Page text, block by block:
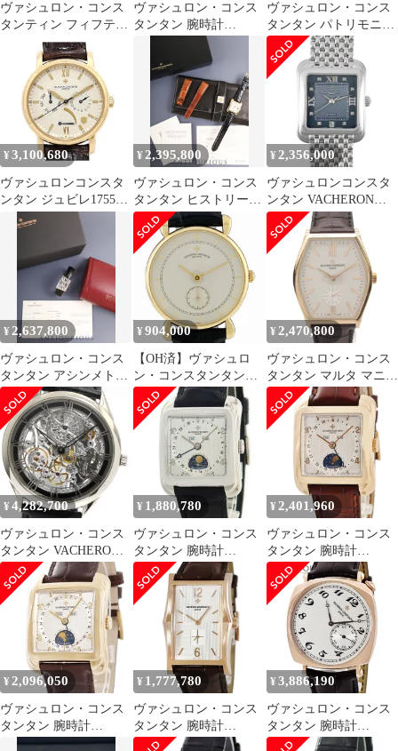
ヴァシュロン・コンス
タンティン フィフティ
シックス オートマティ
ック ウォッチ
ヴァシュロン・コンス
タンタン 腕時計
48003/000J-3 鑑定済み
ヴァシュロン・コンス
タンタン パトリモニー
33093 / 000G-0936 手巻
き Cal.1003/2 750WG 革
純正ピンバックル
（750WG） ホワイト文
字盤 ケース 冊子 保証
書（2006年）純正レザ
ーベルト付き オーバー
ホール済み
¥ 3,100,680
ヴァシュロンコンスタ
ンタン ジュビレ1755
250周年記念 Overhauled
by VC 85250/000J 自動
巻き イエローゴールド
メンズ VACHERON
CONSTANTIN【中古】
【時計】
¥2,395,800
ヴァシュロン・コンス
タンタン ヒストリーク
トレド 42100 / 000J-
8711 自動巻き Cal.1312
750YG 革 純正ピンバッ
クル（750YG）アイボ
リー文字盤 箱 冊子 ケ
ース 保証書（2001年）
クロス 純正レザーベル
ト付き
¥ 2,356,000
ヴァシュロンコンスタ
ンタン VACHERON
CONSTANTIN 42100 ヒ
ストリーク トレド 腕時
計 ブルー文字盤
K18WG 金無垢 130.7g
グレー メンズ【中古】
¥ 2,637,800
ヴァシュロン・コンス
タンタン アシンメトリ
カル MCMLXXII 1972
37010 / 000G 手巻き
Cal.1055 750WG 社外革
ベルト 純正バックル
750WG シルバー文字盤
SWISS MADE表記 箱
冊子 保証書 オーバーホ
ール済み
¥ 904,000
【OH済】ヴァシュロ
ン・コンスタンタン
VACHERON
CONSTANTIN ヒスト
リカル ルネサンス
92084/000J-4 腕時計 YG
レザー 手巻き シルバー
メンズ 【中古】
¥ 2,470,800
ヴァシュロン・コンス
タンタン マルタ マニュ
アルワインディング 腕
時計 ウォッチ 腕時計
¥ 4,282,700
ヴァシュロン・コンス
タンタン VACHERON
CONSTANTIN 82020 メ
ティエ・ダール・メカ
ニカル・アジュレ
K18WG 手巻き メンズ
_831991
¥ 1,880,780
ヴァシュロン・コンス
タンタン 腕時計
47300/000G-9064 鑑定
済み ブランド
¥ 2,401,960
ヴァシュロン・コンス
タンタン 腕時計
47300/000R-9219 鑑定済
み ブランド
¥ 2,096,050
ヴァシュロン・コンス
タンタン 腕時計
47300/000R-9219 鑑定済
¥ 1,777,780
ヴァシュロン・コンス
タンタン 腕時計
81018/000R-9657 鑑定済
¥ 3,886,190
ヴァシュロン・コンス
タンタン 腕時計
82035/000R-9359 鑑定済